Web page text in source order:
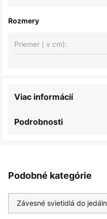
Rozmery
Priemer ( v cm):
Podrobnosti
Viac informácií
Podobné kategórie
Závesné svietidlá do